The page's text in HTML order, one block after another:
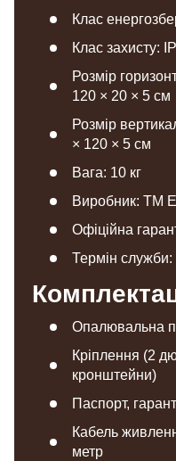
Клас
Клас захисту:
Розмір
120 × 20 × 5 см
Розмір
× 120 × 5 см
Вага: 10 кг
Виробник: TM
Офіційна
Термін служби:
Опалювальна
Кріплення (2
кронштейни)
Паспорт,
Кабель
метр